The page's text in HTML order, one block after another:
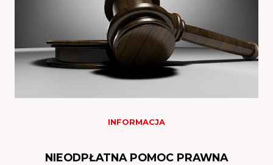
INFORMACJA
NIEODPŁATNA POMOC PRAWNA